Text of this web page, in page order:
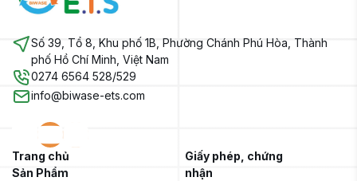
Số 39, Tổ 8, Khu phố 1B, Phường Chánh Phú Hòa, Thành
phố Hồ Chí Minh, Việt Nam
0274 6564 528/529
info@biwase-ets.com
Trang chủ
Sản Phẩm
Giấy phép, chứng
nhận